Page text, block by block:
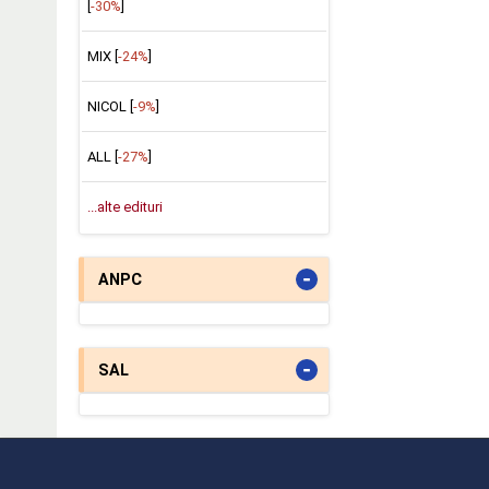
-30%
MIX [ -24%
NICOL [ -9%
ALL [ -27%
...alte edituri
ANPC -
SAL -